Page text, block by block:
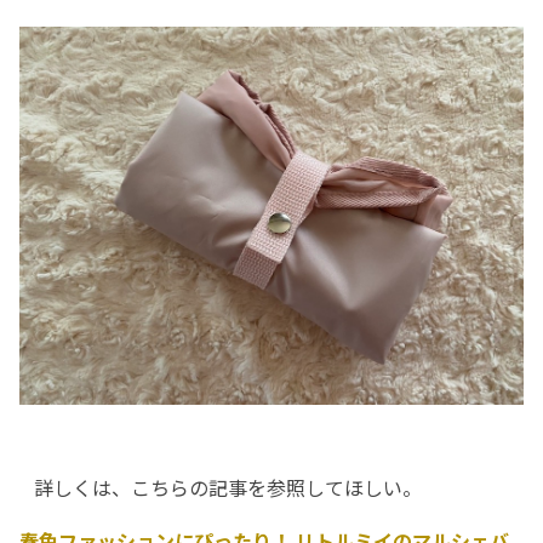
詳しくは、こちらの記事を参照してほしい。